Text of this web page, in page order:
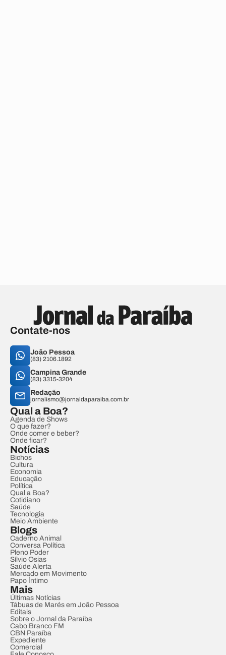
Contate-nos
João Pessoa
(83) 2106.1892
Campina Grande
(83) 3315-3204
Redação
jornalismo@jornaldaparaiba.com.br
Qual a Boa?
Agenda de Shows
O que fazer?
Onde comer e beber?
Onde ficar?
Notícias
Bichos
Cultura
Economia
Educação
Política
Qual a Boa?
Cotidiano
Saúde
Tecnologia
Meio Ambiente
Blogs
Caderno Animal
Conversa Política
Pleno Poder
Sílvio Osias
Saúde Alerta
Mercado em Movimento
Papo Íntimo
Mais
Últimas Notícias
Tábuas de Marés em João Pessoa
Editais
Sobre o Jornal da Paraíba
Cabo Branco FM
CBN Paraíba
Expediente
Comercial